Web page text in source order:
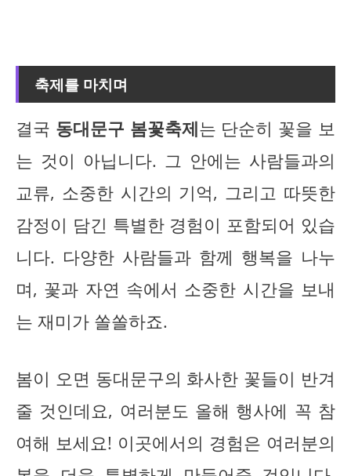
축제를 마치며
결국 동대문구 봄꽃축제는 단순히 꽃을 보
는 것이 아닙니다. 그 안에는 사람들과의
교류, 소중한 시간의 기억, 그리고 따뜻한
감정이 담긴 특별한 경험이 포함되어 있습
니다. 다양한 사람들과 함께 행복을 나누
며, 꽃과 자연 속에서 소중한 시간을 보내
는 재미가 쏠쏠하죠.
봄이 오면 동대문구의 화사한 꽃들이 반겨
줄 것인데요, 여러분도 올해 행사에 꼭 참
여해 보세요! 이곳에서의 경험은 여러분의